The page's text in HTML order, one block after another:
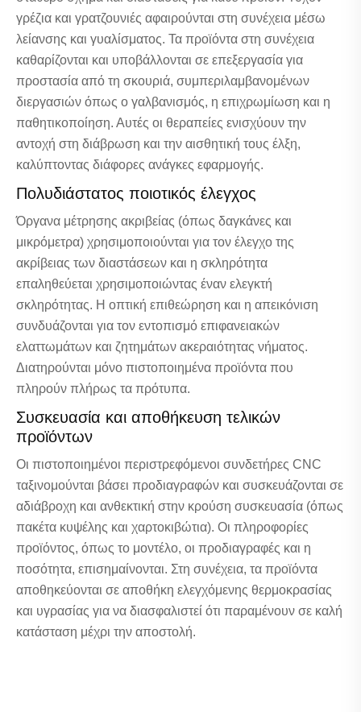
γρέζια και γρατζουνιές αφαιρούνται στη συνέχεια μέσω
λείανσης και γυαλίσματος. Τα προϊόντα στη συνέχεια
καθαρίζονται και υποβάλλονται σε επεξεργασία για
προστασία από τη σκουριά, συμπεριλαμβανομένων
διεργασιών όπως ο γαλβανισμός, η επιχρωμίωση και η
παθητικοποίηση. Αυτές οι θεραπείες ενισχύουν την
αντοχή στη διάβρωση και την αισθητική τους έλξη,
καλύπτοντας διάφορες ανάγκες εφαρμογής.
Πολυδιάστατος ποιοτικός έλεγχος
Όργανα μέτρησης ακριβείας (όπως δαγκάνες και
μικρόμετρα) χρησιμοποιούνται για τον έλεγχο της
ακρίβειας των διαστάσεων και η σκληρότητα
επαληθεύεται χρησιμοποιώντας έναν ελεγκτή
σκληρότητας. Η οπτική επιθεώρηση και η απεικόνιση
συνδυάζονται για τον εντοπισμό επιφανειακών
ελαττωμάτων και ζητημάτων ακεραιότητας νήματος.
Διατηρούνται μόνο πιστοποιημένα προϊόντα που
πληρούν πλήρως τα πρότυπα.
Συσκευασία και αποθήκευση τελικών
προϊόντων
Οι πιστοποιημένοι περιστρεφόμενοι συνδετήρες CNC
ταξινομούνται βάσει προδιαγραφών και συσκευάζονται σε
αδιάβροχη και ανθεκτική στην κρούση συσκευασία (όπως
πακέτα κυψέλης και χαρτοκιβώτια). Οι πληροφορίες
προϊόντος, όπως το μοντέλο, οι προδιαγραφές και η
ποσότητα, επισημαίνονται. Στη συνέχεια, τα προϊόντα
αποθηκεύονται σε αποθήκη ελεγχόμενης θερμοκρασίας
και υγρασίας για να διασφαλιστεί ότι παραμένουν σε καλή
κατάσταση μέχρι την αποστολή.